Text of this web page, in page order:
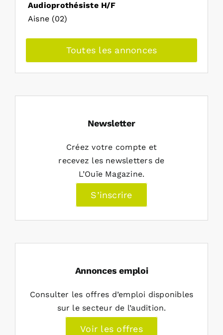
Audioprothésiste H/F
Aisne (02)
Toutes les annonces
Newsletter
Créez votre compte et
recevez les newsletters de
L’Ouïe Magazine.
S’inscrire
Annonces emploi
Consulter les offres d’emploi disponibles
sur le secteur de l’audition.
Voir les offres